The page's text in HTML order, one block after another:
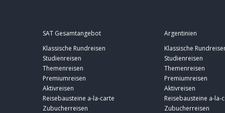
SAT Gesamtangebot
Klassische Rundreisen
Studienreisen
Themenreisen
Premiumreisen
Aktivreisen
Reisebausteine a-la-carte
Zubucherreisen
Argentinien
Klassische
Studienreisen
Themenreisen
Premiumreisen
Aktivreisen
Reisebausteine a-la-
Zubucherreisen